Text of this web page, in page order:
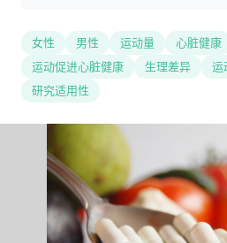
女性 男性 运动量 心脏健康
运动促进心脏健康
生理差异 运
研究适用性